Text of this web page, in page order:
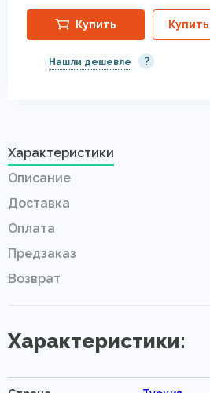
Купить Купить
Нашли дешевле ?
Характеристики
Описание
Доставка
Оплата
Предзаказ
Возврат
Характеристики: